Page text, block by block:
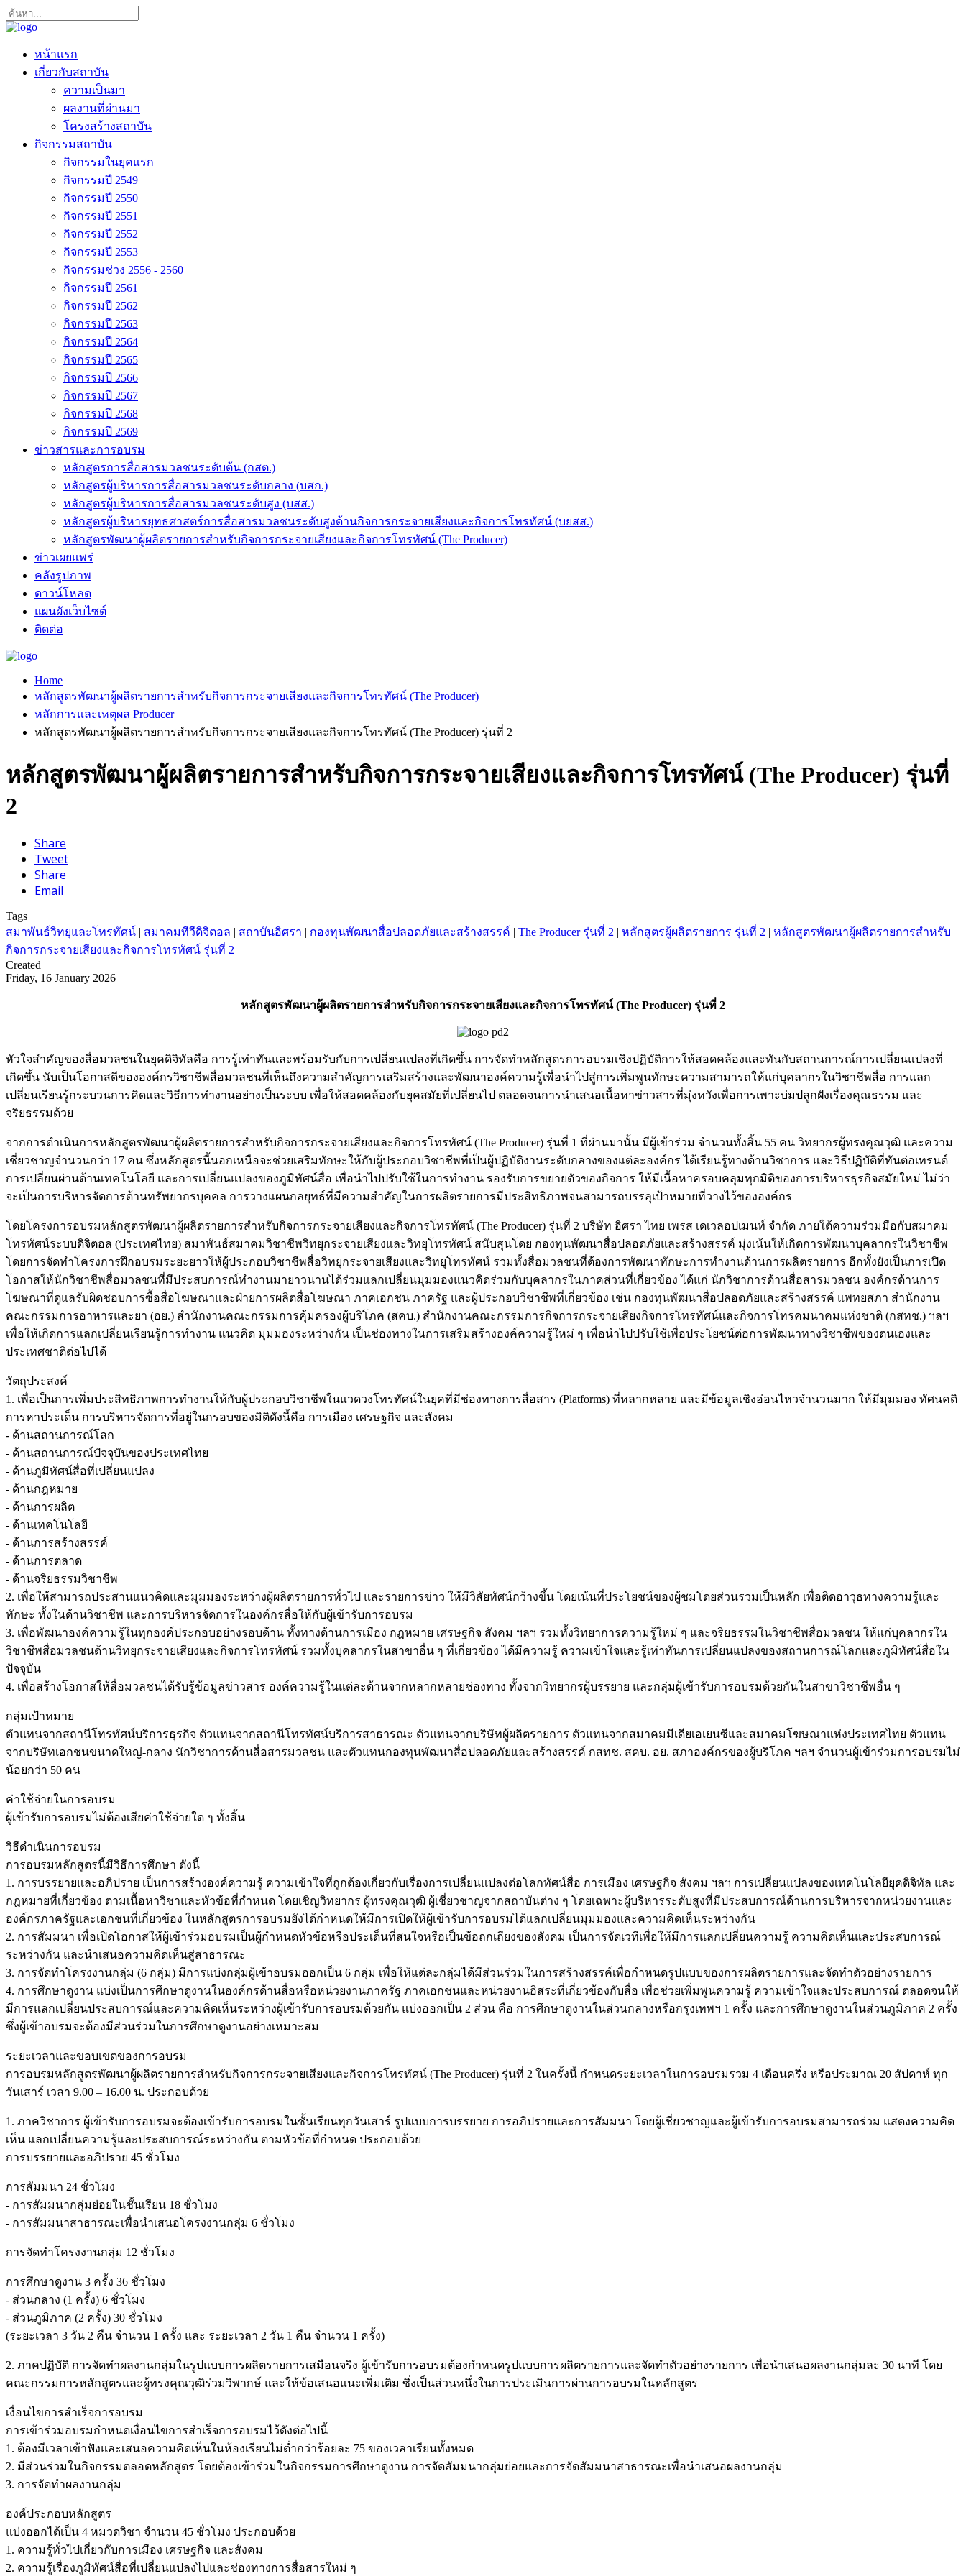
หน้าแรก
เกี่ยวกับสถาบัน
ความเป็นมา
ผลงานที่ผ่านมา
โครงสร้างสถาบัน
กิจกรรมสถาบัน
กิจกรรมในยุคแรก
กิจกรรมปี 2549
กิจกรรมปี 2550
กิจกรรมปี 2551
กิจกรรมปี 2552
กิจกรรมปี 2553
กิจกรรมช่วง 2556 - 2560
กิจกรรมปี 2561
กิจกรรมปี 2562
กิจกรรมปี 2563
กิจกรรมปี 2564
กิจกรรมปี 2565
กิจกรรมปี 2566
กิจกรรมปี 2567
กิจกรรมปี 2568
กิจกรรมปี 2569
ข่าวสารและการอบรม
หลักสูตรการสื่อสารมวลชนระดับต้น (กสต.)
หลักสูตรผู้บริหารการสื่อสารมวลชนระดับกลาง (บสก.)
หลักสูตรผู้บริหารการสื่อสารมวลชนระดับสูง (บสส.)
หลักสูตรผู้บริหารยุทธศาสตร์การสื่อสารมวลชนระดับสูงด้านกิจการกระจายเสียงและกิจการโทรทัศน์ (บยสส.)
หลักสูตรพัฒนาผู้ผลิตรายการสำหรับกิจการกระจายเสียงและกิจการโทรทัศน์ (The Producer)
ข่าวเผยแพร่
คลังรูปภาพ
ดาวน์โหลด
แผนผังเว็บไซต์
ติดต่อ
Home
หลักสูตรพัฒนาผู้ผลิตรายการสำหรับกิจการกระจายเสียงและกิจการโทรทัศน์ (The Producer)
หลักการและเหตุผล Producer
หลักสูตรพัฒนาผู้ผลิตรายการสำหรับกิจการกระจายเสียงและกิจการโทรทัศน์ (The Producer) รุ่นที่ 2
หลักสูตรพัฒนาผู้ผลิตรายการสำหรับกิจการกระจายเสียงและกิจการโทรทัศน์ (The Producer) รุ่นที่
2
Share
Tweet
Share
Email
Tags
สมาพันธ์วิทยุและโทรทัศน์ | สมาคมทีวีดิจิตอล | สถาบันอิศรา | กองทุนพัฒนาสื่อปลอดภัยและสร้างสรรค์ | The Producer รุ่นที่ 2 | หลักสูตรผู้ผลิตรายการ รุ่นที่ 2 | หลักสูตรพัฒนาผู้ผลิตรายการสำหรับ
กิจการกระจายเสียงและกิจการโทรทัศน์ รุ่นที่ 2
Created
Friday, 16 January 2026
หลักสูตรพัฒนาผู้ผลิตรายการสำหรับกิจการกระจายเสียงและกิจการโทรทัศน์ (The Producer) รุ่นที่ 2
หัวใจสำคัญของสื่อมวลชนในยุคดิจิทัลคือ การรู้เท่าทันและพร้อมรับกับการเปลี่ยนแปลงที่เกิดขึ้น การจัดทำหลักสูตรการอบรมเชิงปฏิบัติการให้สอดคล้องและทันกับสถานการณ์การเปลี่ยนแปลงที่
เกิดขึ้น นับเป็นโอกาสดีขององค์กรวิชาชีพสื่อมวลชนที่เห็นถึงความสำคัญการเสริมสร้างและพัฒนาองค์ความรู้เพื่อนำไปสู่การเพิ่มพูนทักษะความสามารถให้แก่บุคลากรในวิชาชีพสื่อ การแลก
เปลี่ยนเรียนรู้กระบวนการคิดและวิธีการทำงานอย่างเป็นระบบ เพื่อให้สอดคล้องกับยุคสมัยที่เปลี่ยนไป ตลอดจนการนำเสนอเนื้อหาข่าวสารที่มุ่งหวังเพื่อการเพาะบ่มปลูกฝังเรื่องคุณธรรม และ
จริยธรรมด้วย
จากการดำเนินการหลักสูตรพัฒนาผู้ผลิตรายการสำหรับกิจการกระจายเสียงและกิจการโทรทัศน์ (The Producer) รุ่นที่ 1 ที่ผ่านมานั้น มีผู้เข้าร่วม จำนวนทั้งสิ้น 55 คน วิทยากรผู้ทรงคุณวุฒิ และความ
เชี่ยวชาญจำนวนกว่า 17 คน ซึ่งหลักสูตรนี้นอกเหนือจะช่วยเสริมทักษะให้กับผู้ประกอบวิชาชีพที่เป็นผู้ปฏิบัติงานระดับกลางของแต่ละองค์กร ได้เรียนรู้ทางด้านวิชาการ และวิธีปฏิบัติที่ทันต่อเทรนด์
การเปลี่ยนผ่านด้านเทคโนโลยี และการเปลี่ยนแปลงของภูมิทัศน์สื่อ เพื่อนำไปปรับใช้ในการทำงาน รองรับการขยายตัวของกิจการ ให้มีเนื้อหาครอบคลุมทุกมิติของการบริหารธุรกิจสมัยใหม่ ไม่ว่า
จะเป็นการบริหารจัดการด้านทรัพยากรบุคคล การวางแผนกลยุทธ์ที่มีความสำคัญในการผลิตรายการมีประสิทธิภาพจนสามารถบรรลุเป้าหมายที่วางไว้ขององค์กร
โดยโครงการอบรมหลักสูตรพัฒนาผู้ผลิตรายการสำหรับกิจการกระจายเสียงและกิจการโทรทัศน์ (The Producer) รุ่นที่ 2 บริษัท อิศรา ไทย เพรส เดเวลอปเมนท์ จำกัด ภายใต้ความร่วมมือกับสมาคม
โทรทัศน์ระบบดิจิตอล (ประเทศไทย) สมาพันธ์สมาคมวิชาชีพวิทยุกระจายเสียงและวิทยุโทรทัศน์ สนับสุนโดย กองทุนพัฒนาสื่อปลอดภัยและสร้างสรรค์ มุ่งเน้นให้เกิดการพัฒนาบุคลากรในวิชาชีพ
โดยการจัดทำโครงการฝึกอบรมระยะยาวให้ผู้ประกอบวิชาชีพสื่อวิทยุกระจายเสียงและวิทยุโทรทัศน์ รวมทั้งสื่อมวลชนที่ต้องการพัฒนาทักษะการทำงานด้านการผลิตรายการ อีกทั้งยังเป็นการเปิด
โอกาสให้นักวิชาชีพสื่อมวลชนที่มีประสบการณ์ทำงานมายาวนานได้ร่วมแลกเปลี่ยนมุมมองแนวคิดร่วมกับบุคลากรในภาคส่วนที่เกี่ยวข้อง ได้แก่ นักวิชาการด้านสื่อสารมวลชน องค์กรด้านการ
โฆษณาที่ดูแลรับผิดชอบการซื้อสื่อโฆษณาและฝ่ายการผลิตสื่อโฆษณา ภาคเอกชน ภาครัฐ และผู้ประกอบวิชาชีพที่เกี่ยวข้อง เช่น กองทุนพัฒนาสื่อปลอดภัยและสร้างสรรค์ แพทยสภา สำนักงาน
คณะกรรมการอาหารและยา (อย.) สำนักงานคณะกรรมการคุ้มครองผู้บริโภค (สคบ.) สำนักงานคณะกรรมการกิจการกระจายเสียงกิจการโทรทัศน์และกิจการโทรคมนาคมแห่งชาติ (กสทช.) ฯลฯ
เพื่อให้เกิดการแลกเปลี่ยนเรียนรู้การทำงาน แนวคิด มุมมองระหว่างกัน เป็นช่องทางในการเสริมสร้างองค์ความรู้ใหม่ ๆ เพื่อนำไปปรับใช้เพื่อประโยชน์ต่อการพัฒนาทางวิชาชีพของตนเองและ
ประเทศชาติต่อไปได้
วัตถุประสงค์
1. เพื่อเป็นการเพิ่มประสิทธิภาพการทำงานให้กับผู้ประกอบวิชาชีพในแวดวงโทรทัศน์ในยุคที่มีช่องทางการสื่อสาร (Platforms) ที่หลากหลาย และมีข้อมูลเชิงอ่อนไหวจำนวนมาก ให้มีมุมมอง ทัศนคติ
การหาประเด็น การบริหารจัดการที่อยู่ในกรอบของมิติดังนี้คือ การเมือง เศรษฐกิจ และสังคม
- ด้านสถานการณ์โลก
- ด้านสถานการณ์ปัจจุบันของประเทศไทย
- ด้านภูมิทัศน์สื่อที่เปลี่ยนแปลง
- ด้านกฎหมาย
- ด้านการผลิต
- ด้านเทคโนโลยี
- ด้านการสร้างสรรค์
- ด้านการตลาด
- ด้านจริยธรรมวิชาชีพ
2. เพื่อให้สามารถประสานแนวคิดและมุมมองระหว่างผู้ผลิตรายการทั่วไป และรายการข่าว ให้มีวิสัยทัศน์กว้างขึ้น โดยเน้นที่ประโยชน์ของผู้ชมโดยส่วนรวมเป็นหลัก เพื่อติดอาวุธทางความรู้และ
ทักษะ ทั้งในด้านวิชาชีพ และการบริหารจัดการในองค์กรสื่อให้กับผู้เข้ารับการอบรม
3. เพื่อพัฒนาองค์ความรู้ในทุกองค์ประกอบอย่างรอบด้าน ทั้งทางด้านการเมือง กฎหมาย เศรษฐกิจ สังคม ฯลฯ รวมทั้งวิทยาการความรู้ใหม่ ๆ และจริยธรรมในวิชาชีพสื่อมวลชน ให้แก่บุคลากรใน
วิชาชีพสื่อมวลชนด้านวิทยุกระจายเสียงและกิจการโทรทัศน์ รวมทั้งบุคลากรในสาขาอื่น ๆ ที่เกี่ยวข้อง ได้มีความรู้ ความเข้าใจและรู้เท่าทันการเปลี่ยนแปลงของสถานการณ์โลกและภูมิทัศน์สื่อใน
ปัจจุบัน
4. เพื่อสร้างโอกาสให้สื่อมวลชนได้รับรู้ข้อมูลข่าวสาร องค์ความรู้ในแต่ละด้านจากหลากหลายช่องทาง ทั้งจากวิทยากรผู้บรรยาย และกลุ่มผู้เข้ารับการอบรมด้วยกันในสาขาวิชาชีพอื่น ๆ
กลุ่มเป้าหมาย
ตัวแทนจากสถานีโทรทัศน์บริการธุรกิจ ตัวแทนจากสถานีโทรทัศน์บริการสาธารณะ ตัวแทนจากบริษัทผู้ผลิตรายการ ตัวแทนจากสมาคมมีเดียเอเยนซีและสมาคมโฆษณาแห่งประเทศไทย ตัวแทน
จากบริษัทเอกชนขนาดใหญ่-กลาง นักวิชาการด้านสื่อสารมวลชน และตัวแทนกองทุนพัฒนาสื่อปลอดภัยและสร้างสรรค์ กสทช. สคบ. อย. สภาองค์กรของผู้บริโภค ฯลฯ จำนวนผู้เข้าร่วมการอบรมไม่
น้อยกว่า 50 คน
ค่าใช้จ่ายในการอบรม
ผู้เข้ารับการอบรมไม่ต้องเสียค่าใช้จ่ายใด ๆ ทั้งสิ้น
วิธีดำเนินการอบรม
การอบรมหลักสูตรนี้มีวิธีการศึกษา ดังนี้
1. การบรรยายและอภิปราย เป็นการสร้างองค์ความรู้ ความเข้าใจที่ถูกต้องเกี่ยวกับเรื่องการเปลี่ยนแปลงต่อโลกทัศน์สื่อ การเมือง เศรษฐกิจ สังคม ฯลฯ การเปลี่ยนแปลงของเทคโนโลยียุคดิจิทัล และ
กฎหมายที่เกี่ยวข้อง ตามเนื้อหาวิชาและหัวข้อที่กำหนด โดยเชิญวิทยากร ผู้ทรงคุณวุฒิ ผู้เชี่ยวชาญจากสถาบันต่าง ๆ โดยเฉพาะผู้บริหารระดับสูงที่มีประสบการณ์ด้านการบริหารจากหน่วยงานและ
องค์กรภาครัฐและเอกชนที่เกี่ยวข้อง ในหลักสูตรการอบรมยังได้กำหนดให้มีการเปิดให้ผู้เข้ารับการอบรมได้แลกเปลี่ยนมุมมองและความคิดเห็นระหว่างกัน
2. การสัมมนา เพื่อเปิดโอกาสให้ผู้เข้าร่วมอบรมเป็นผู้กำหนดหัวข้อหรือประเด็นที่สนใจหรือเป็นข้อถกเถียงของสังคม เป็นการจัดเวทีเพื่อให้มีการแลกเปลี่ยนความรู้ ความคิดเห็นและประสบการณ์
ระหว่างกัน และนำเสนอความคิดเห็นสู่สาธารณะ
3. การจัดทำโครงงานกลุ่ม (6 กลุ่ม) มีการแบ่งกลุ่มผู้เข้าอบรมออกเป็น 6 กลุ่ม เพื่อให้แต่ละกลุ่มได้มีส่วนร่วมในการสร้างสรรค์เพื่อกำหนดรูปแบบของการผลิตรายการและจัดทำตัวอย่างรายการ
4. การศึกษาดูงาน แบ่งเป็นการศึกษาดูงานในองค์กรด้านสื่อหรือหน่วยงานภาครัฐ ภาคเอกชนและหน่วยงานอิสระที่เกี่ยวข้องกับสื่อ เพื่อช่วยเพิ่มพูนความรู้ ความเข้าใจและประสบการณ์ ตลอดจนให้
มีการแลกเปลี่ยนประสบการณ์และความคิดเห็นระหว่างผู้เข้ารับการอบรมด้วยกัน แบ่งออกเป็น 2 ส่วน คือ การศึกษาดูงานในส่วนกลางหรือกรุงเทพฯ 1 ครั้ง และการศึกษาดูงานในส่วนภูมิภาค 2 ครั้ง
ซึ่งผู้เข้าอบรมจะต้องมีส่วนร่วมในการศึกษาดูงานอย่างเหมาะสม
ระยะเวลาและขอบเขตของการอบรม
การอบรมหลักสูตรพัฒนาผู้ผลิตรายการสำหรับกิจการกระจายเสียงและกิจการโทรทัศน์ (The Producer) รุ่นที่ 2 ในครั้งนี้ กำหนดระยะเวลาในการอบรมรวม 4 เดือนครึ่ง หรือประมาณ 20 สัปดาห์ ทุก
วันเสาร์ เวลา 9.00 – 16.00 น. ประกอบด้วย
1. ภาควิชาการ ผู้เข้ารับการอบรมจะต้องเข้ารับการอบรมในชั้นเรียนทุกวันเสาร์ รูปแบบการบรรยาย การอภิปรายและการสัมมนา โดยผู้เชี่ยวชาญและผู้เข้ารับการอบรมสามารถร่วม แสดงความคิด
เห็น แลกเปลี่ยนความรู้และประสบการณ์ระหว่างกัน ตามหัวข้อที่กำหนด ประกอบด้วย
การบรรยายและอภิปราย 45 ชั่วโมง
การสัมมนา 24 ชั่วโมง
- การสัมมนากลุ่มย่อยในชั้นเรียน 18 ชั่วโมง
- การสัมมนาสาธารณะเพื่อนำเสนอโครงงานกลุ่ม 6 ชั่วโมง
การจัดทำโครงงานกลุ่ม 12 ชั่วโมง
การศึกษาดูงาน 3 ครั้ง 36 ชั่วโมง
- ส่วนกลาง (1 ครั้ง) 6 ชั่วโมง
- ส่วนภูมิภาค (2 ครั้ง) 30 ชั่วโมง
(ระยะเวลา 3 วัน 2 คืน จำนวน 1 ครั้ง และ ระยะเวลา 2 วัน 1 คืน จำนวน 1 ครั้ง)
2. ภาคปฏิบัติ การจัดทำผลงานกลุ่มในรูปแบบการผลิตรายการเสมือนจริง ผู้เข้ารับการอบรมต้องกำหนดรูปแบบการผลิตรายการและจัดทำตัวอย่างรายการ เพื่อนำเสนอผลงานกลุ่มละ 30 นาที โดย
คณะกรรมการหลักสูตรและผู้ทรงคุณวุฒิร่วมวิพากษ์ และให้ข้อเสนอแนะเพิ่มเติม ซึ่งเป็นส่วนหนึ่งในการประเมินการผ่านการอบรมในหลักสูตร
เงื่อนไขการสำเร็จการอบรม
การเข้าร่วมอบรมกำหนดเงื่อนไขการสำเร็จการอบรมไว้ดังต่อไปนี้
1. ต้องมีเวลาเข้าฟังและเสนอความคิดเห็นในห้องเรียนไม่ต่ำกว่าร้อยละ 75 ของเวลาเรียนทั้งหมด
2. มีส่วนร่วมในกิจกรรมตลอดหลักสูตร โดยต้องเข้าร่วมในกิจกรรมการศึกษาดูงาน การจัดสัมมนากลุ่มย่อยและการจัดสัมมนาสาธารณะเพื่อนำเสนอผลงานกลุ่ม
3. การจัดทำผลงานกลุ่ม
องค์ประกอบหลักสูตร
แบ่งออกได้เป็น 4 หมวดวิชา จำนวน 45 ชั่วโมง ประกอบด้วย
1. ความรู้ทั่วไปเกี่ยวกับการเมือง เศรษฐกิจ และสังคม
2. ความรู้เรื่องภูมิทัศน์สื่อที่เปลี่ยนแปลงไปและช่องทางการสื่อสารใหม่ ๆ